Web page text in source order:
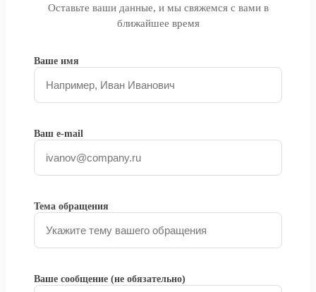
Оставьте ваши данные, и мы свяжемся с вами в
ближайшее время
Ваше имя
Ваш e-mail
Тема обращения
Ваше сообщение (не обязательно)